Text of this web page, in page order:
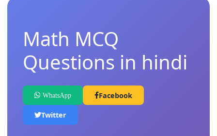
Math MCQ
Questions in hindi
WhatsApp Facebook
Twitter